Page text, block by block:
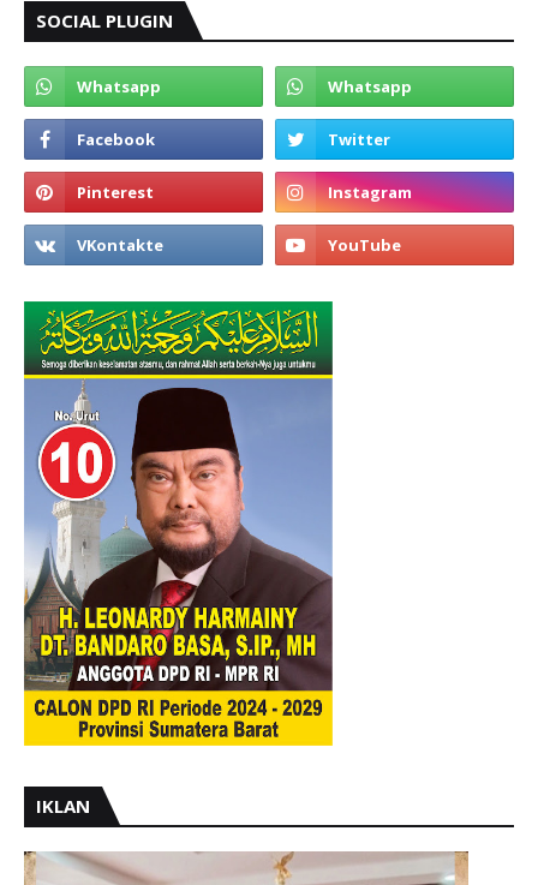
SOCIAL PLUGIN
IKLAN